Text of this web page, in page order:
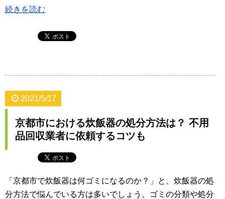
続きを読む
2021/5/17
京都市における炊飯器の処分方法は？ 不用
品回収業者に依頼するコツも
「京都市で炊飯器は何ゴミになるのか？」と、炊飯器の処
分方法で悩んでいる方は多いでしょう。ゴミの分類や処分